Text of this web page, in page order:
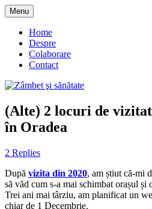
Skip
to
content
Zâmbet şi sănătate
Menu
Home
Despre
Colaborare
Contact
(Alte) 2 locuri de
în Oradea
2 Replies
După vizita din 2020, am știut că-mi
să văd cum s-a mai schimbat orașul și
Trei ani mai târziu, am planificat un
chiar de 1 Decembrie.